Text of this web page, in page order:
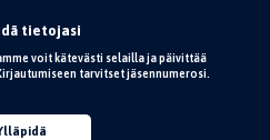
tietojasi
voit kätevästi selailla ja päivittää
tarvitset jäsennumerosi.